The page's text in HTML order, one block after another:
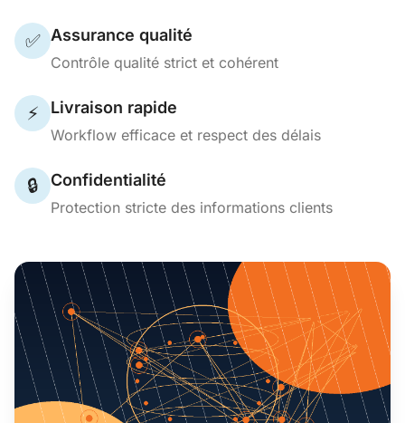
✅ Assurance qualité
Contrôle qualité strict et cohérent
⚡ Livraison rapide
Workflow efficace et respect des délais
🔒 Confidentialité
Protection stricte des informations clients